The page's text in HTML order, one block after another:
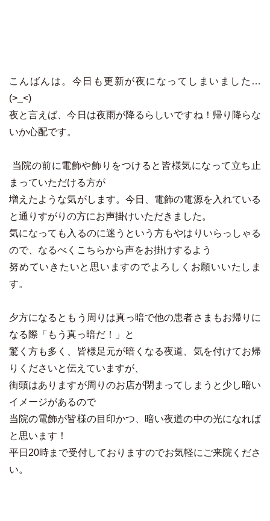
こんばんは。今日も更新が夜になってしまいました…
(>_<)
夜と言えば、今日は夜雨が降るらしいですね！帰り降らな
いか心配です。
当院の前に電飾や飾りをつけると皆様気になって立ち止
まっていただける方が
増えたような気がします。今日、電飾の電源を入れている
と通りすがりの方にお声掛けいただきました。
気になっても入るのに迷うという方もやはりいらっしゃる
ので、なるべくこちらから声をお掛けするよう
努めていきたいと思いますのでよろしくお願いいたしま
す。
夕方になるともう周りは真っ暗で他の患者さまもお帰りに
なる際「もう真っ暗だ！」と
驚く方も多く、皆様足元が暗くなる夜道、気を付けてお帰
りくださいと伝えていますが、
街頭はありますが周りのお店が閉まってしまうと少し暗い
イメージがあるので
当院の電飾が皆様の目印かつ、暗い夜道の中の光になれば
と思います！
平日20時まで受付しておりますのでお気軽にご来院くださ
い。